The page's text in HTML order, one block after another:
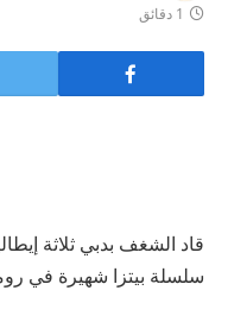
1 دقائق
قاد الشغف بدبي ثلاثة
سلسلة بيتزا شهيرة في